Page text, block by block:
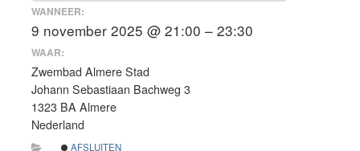
WANNEER:
9 november 2025 @ 21:00 – 23:30
WAAR:
Zwembad Almere Stad
Johann Sebastiaan Bachweg 3
1323 BA Almere
Nederland
AFSLUITEN